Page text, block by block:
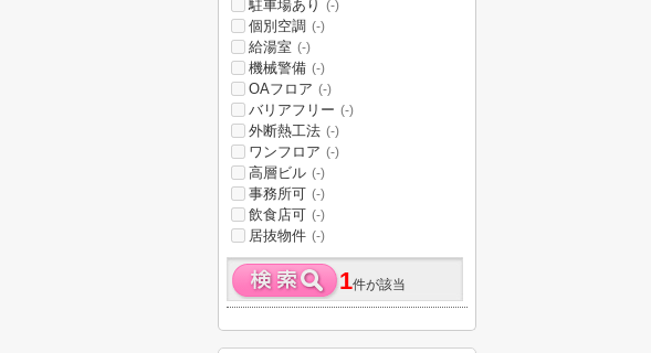
駐車場あり (-)
個別空調 (-)
給湯室 (-)
機械警備 (-)
OAフロア (-)
バリアフリー (-)
外断熱工法 (-)
ワンフロア (-)
高層ビル (-)
事務所可 (-)
飲食店可 (-)
居抜物件 (-)
1件が該当